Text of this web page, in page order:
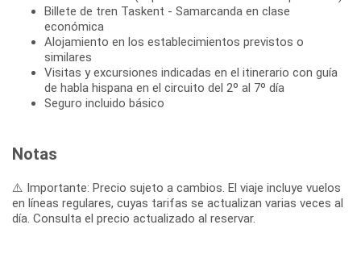
Billete de tren Taskent - Samarcanda en clase
económica
Alojamiento en los establecimientos previstos o
similares
Visitas y excursiones indicadas en el itinerario con guía
de habla hispana en el circuito del 2º al 7º día
Seguro incluido básico
Notas
⚠️ Importante: Precio sujeto a cambios. El viaje incluye vuelos
en líneas regulares, cuyas tarifas se actualizan varias veces al
día. Consulta el precio actualizado al reservar.